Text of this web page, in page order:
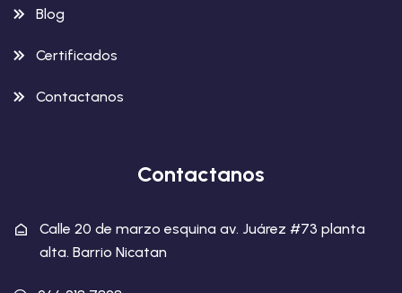
Blog
Certificados
Contactanos
Contactanos
Calle 20 de marzo esquina av. Juárez #73 planta
alta. Barrio Nicatan